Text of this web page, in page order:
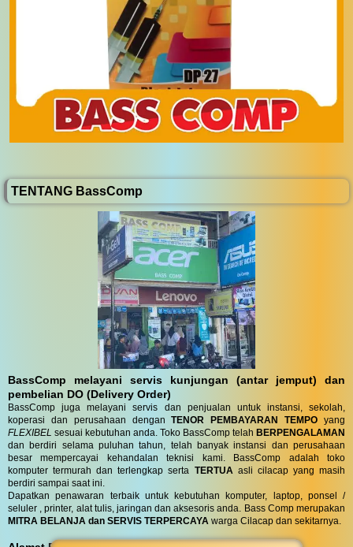
TENTANG BassComp
BassComp melayani servis kunjungan (antar jemput) dan
pembelian DO (Delivery Order)
BassComp juga melayani servis dan penjualan untuk instansi, sekolah,
koperasi dan perusahaan denganTENOR PEMBAYARAN TEMPO yang
FLEXIBEL sesuai kebutuhan anda. Toko BassComp telah BERPENGALAMAN
dan berdiri selama puluhan tahun, telah banyak instansi dan perusahaan
besar mempercayai kehandalan teknisi kami. BassComp adalah toko
komputer termurah dan terlengkap serta TERTUAasli cilacap yang masih
berdiri sampai saat ini.
Dapatkan penawaran terbaik untuk kebutuhan komputer, laptop, ponsel /
seluler , printer, alat tulis, jaringan dan aksesoris anda. Bass Comp merupakan
MITRA BELANJA dan SERVIS TERPERCAYA warga Cilacap dan sekitarnya.